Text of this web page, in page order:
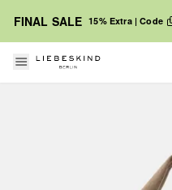
FINAL SALE 15% Extra | Code